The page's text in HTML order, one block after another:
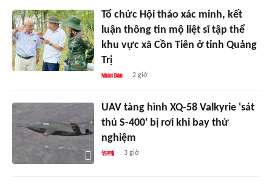
Tổ chức Hội thảo xác minh, kết
luận thông tin mộ liệt sĩ tập thể
khu vực xã Cồn Tiên ở tỉnh Quảng
Trị
2 giờ
UAV tàng hình XQ-58 Valkyrie 'sát
thủ S-400' bị rơi khi bay thử
nghiệm
3 giờ